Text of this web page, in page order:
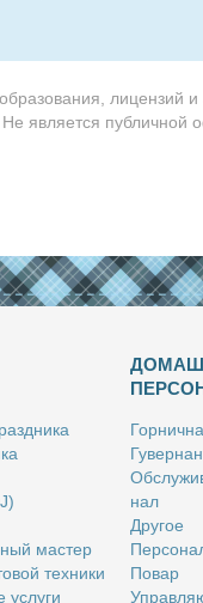
лицензий и
является публичной
ма­стер
тех­ни­ки
услу­ги
нал
Дру­гое
По­вар